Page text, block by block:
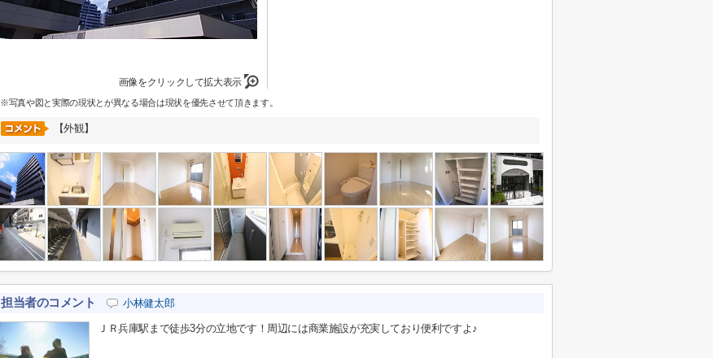
画像をクリックして拡大表示
※写真や図と実際の現状とが異なる場合は現状を優先させて頂きます。
【外観】
担当者のコメント 小林健太郎
ＪＲ兵庫駅まで徒歩3分の立地です！周辺には商業施設が充実しており便利ですよ♪